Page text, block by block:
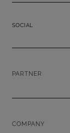
SOCIAL
PARTNER
COMPANY